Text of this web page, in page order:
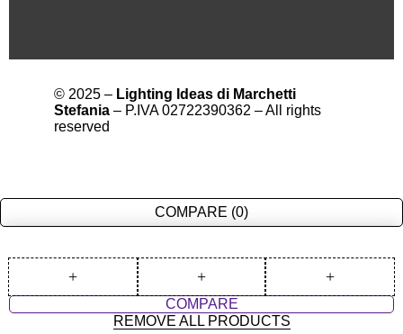
© 2025 – Lighting Ideas di Marchetti
Stefania – P.IVA 02722390362 – All rights
reserved
COMPARE (0)
COMPARE
REMOVE ALL PRODUCTS